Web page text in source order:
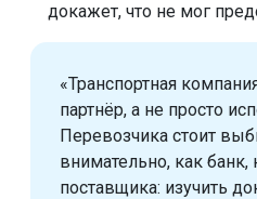
докажет, что не мог
«Транспортная
партнёр, а не просто
Перевозчика стоит
внимательно, как банк,
поставщика: изучить